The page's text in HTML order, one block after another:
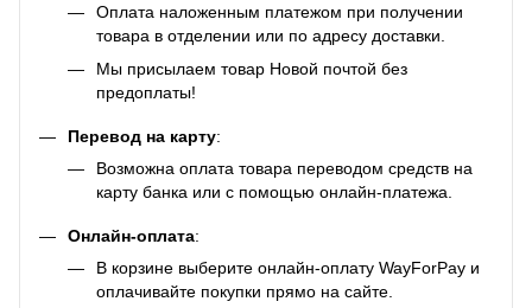
Оплата наложенным платежом при получении
товара в отделении или по адресу доставки.
Мы присылаем товар Новой почтой без
предоплаты!
Перевод на карту:
Возможна оплата товара переводом средств на
карту банка или с помощью онлайн-платежа.
Онлайн-оплата:
В корзине выберите онлайн-оплату WayForPay и
оплачивайте покупки прямо на сайте.